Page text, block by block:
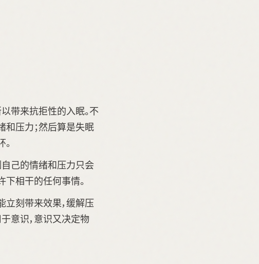
带来抗拒性的入眠。不
和压力；然后算是失眠
自己的情绪和压力只会
下相干的任何事情。
立刻带来效果，缓解压
意识，意识又决定物